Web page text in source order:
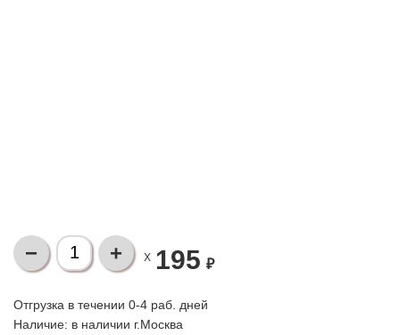
X 195 ₽
Отгрузка в течении 0-4 раб. дней
Наличие: в наличии г.Москва